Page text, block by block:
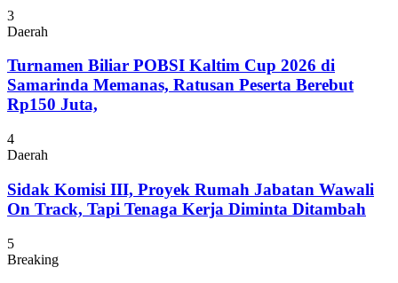
3
Daerah
Turnamen Biliar POBSI Kaltim Cup 2026 di
Samarinda Memanas, Ratusan Peserta Berebut
Rp150 Juta,
4
Daerah
Sidak Komisi III, Proyek Rumah Jabatan Wawali
On Track, Tapi Tenaga Kerja Diminta Ditambah
5
Breaking